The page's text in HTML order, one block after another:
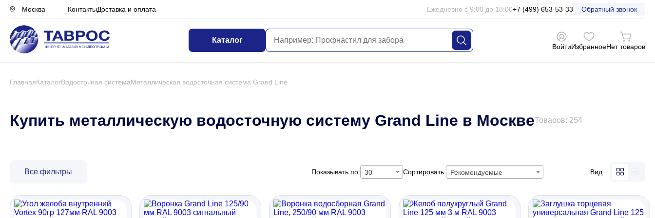
Москва КонтактыДоставка и оплата Ежедневно с 9:00 до 18:00+7 (499) 653-53-33 Обратный звонок
Каталог
ВойтиИзбранноеНет товаров
Назад в меню
Чёрный металлопрокат
Сваи винтовые
ГлавнаяКаталогВодосточная системаМеталлическая водосточная система Grand Line
Купить металлическую водосточную систему Grand Line в МосквеТоваров: 254
Все фильтры Показывать по: 30 Сортировать: Рекомендуемые Вид